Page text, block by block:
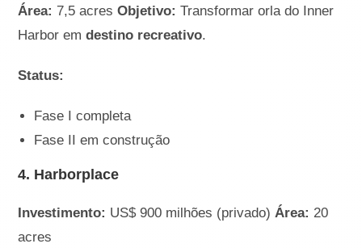
Área: 7,5 acresObjetivo: Transformar orla do Inner
Harbor emdestino recreativo.
Status:
Fase I completa
Fase II em construção
4. Harborplace
Investimento: US$ 900 milhões (privado)Área: 20
acres